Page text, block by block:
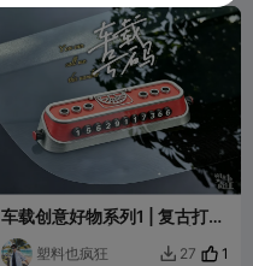
车载创意好物系列1 | 复古打字
机版车载车牌 | 车载摆件 | 车
载装饰塑料也疯狂  27 1